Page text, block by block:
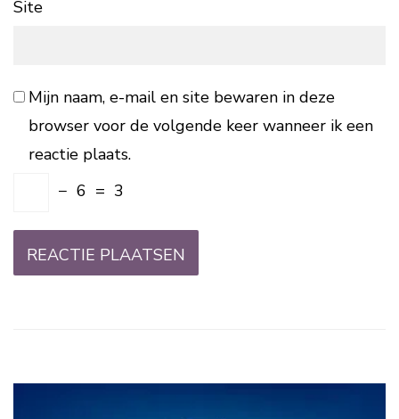
Site
Mijn naam, e-mail en site bewaren in deze
browser voor de volgende keer wanneer ik een
reactie plaats.
− 6 = 3